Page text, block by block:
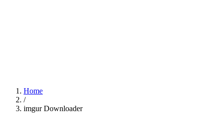
Home
/
imgur Downloader